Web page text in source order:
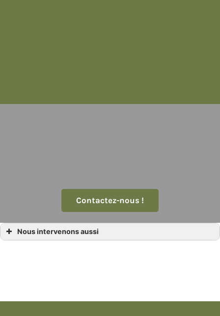
Contactez-nous !
Nous intervenons aussi
Décoration évènementiel Monaco